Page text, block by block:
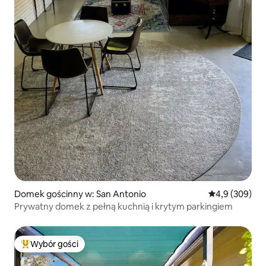
Domek gościnny w: San Antonio Średnia
4,9 (309)
Prywatny domek z pełną kuchnią i krytym parkingiem
Najpopularniejsze z kategorii Wybór gości
Wybór gości